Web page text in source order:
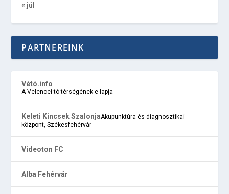
« júl
PARTNEREINK
Vétó.info
A Velencei-tó térségének e-lapja
Keleti Kincsek SzalonjaAkupunktúra és diagnosztikai
központ, Székesfehérvár
Videoton FC
Alba Fehérvár